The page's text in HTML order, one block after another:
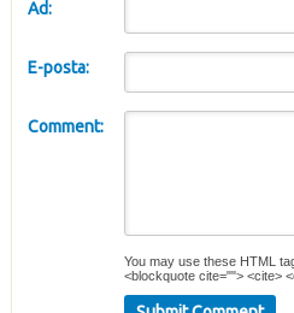
Ad:
E-posta:
Comment:
You may use these HTML
<blockquote cite=""> <cite>